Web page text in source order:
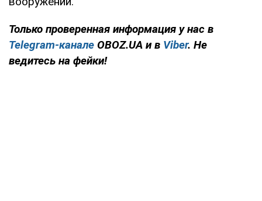
Только проверенная информация у нас в
Telegram-канале OBOZ.UA и в Viber. Не
ведитесь на фейки!